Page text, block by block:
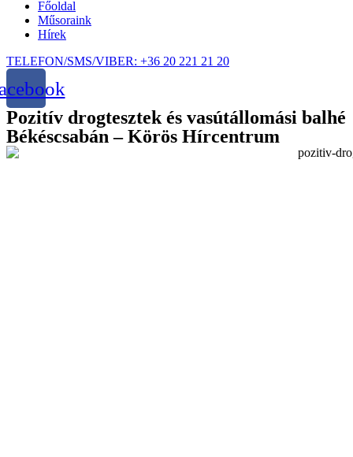
Főoldal
Műsoraink
Hírek
TELEFON/SMS/VIBER: +36 20 221 21 20
Pozitív drogtesztek és vasútállomási balhé
Békéscsabán – Körös Hírcentrum